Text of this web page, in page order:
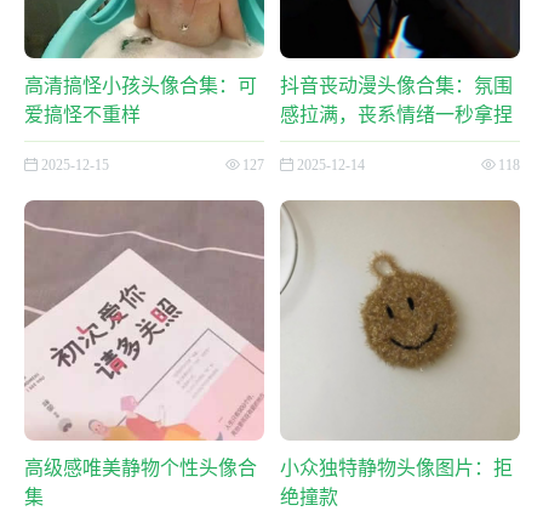
高清搞怪小孩头像合集：可
爱搞怪不重样
2025-12-15 127
抖音丧动漫头像合集：氛围
感拉满，丧系情绪一秒拿捏
2025-12-14 118
高级感唯美静物个性头像合
集
小众独特静物头像图片：拒
绝撞款